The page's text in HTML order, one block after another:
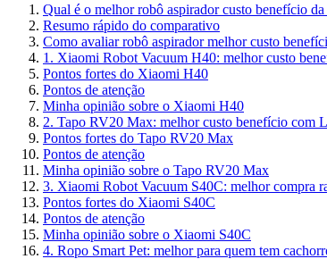
Qual é o melhor robô aspirador custo benefício da
Resumo rápido do comparativo
Como avaliar robô aspirador melhor custo
1. Xiaomi Robot Vacuum H40: melhor custo
Pontos fortes do Xiaomi H40
Pontos de atenção
Minha opinião sobre o Xiaomi H40
2. Tapo RV20 Max: melhor custo benefício com
Pontos fortes do Tapo RV20 Max
Pontos de atenção
Minha opinião sobre o Tapo RV20 Max
3. Xiaomi Robot Vacuum S40C: melhor compra
Pontos fortes do Xiaomi S40C
Pontos de atenção
Minha opinião sobre o Xiaomi S40C
4. Ropo Smart Pet: melhor para quem tem